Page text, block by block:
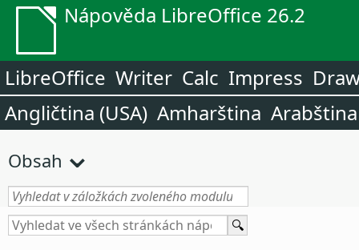
Nápověda LibreOffice 26.2
LibreOffice Writer Calc Impress
Angličtina (USA) Amharština Arabština
Obsah